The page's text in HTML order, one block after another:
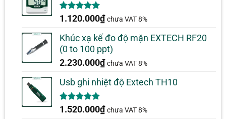
5.00trên 5
1
đánh giá
1.120.000₫ chưa VAT 8%
Khúc xạ kế đo độ mặn EXTECH RF20
(0 to 100 ppt)
2.230.000₫ chưa VAT 8%
Usb ghi nhiệt độ Extech TH10
5.00trên 5
1
1.520.000₫ chưa VAT 8%